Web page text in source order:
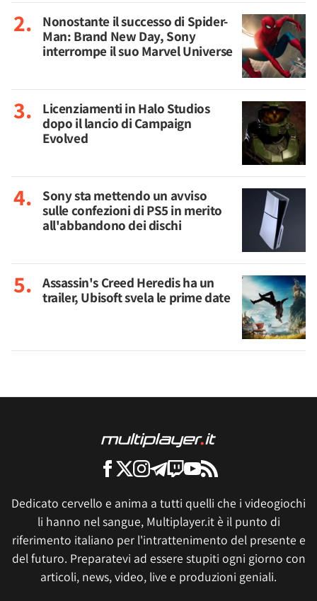
Nonostante il successo di Spider-
Man: Brand New Day, Sony
interrompe il suo Marvel Universe
Licenziamenti in Halo Studios
dopo il lancio di Campaign
Evolved
Sony sta mettendo un avviso
sulle confezioni di PS5 in merito
all'abbandono dei dischi
Assassin's Creed Heredis ha un
trailer, Ubisoft svela le prime date
Dedicato cervello e anima a tutti quelli che i videogiochi
li hanno nel sangue, Multiplayer.it è il punto di
riferimento italiano per l'intrattenimento del presente e
del futuro. Preparatevi ad essere stupiti ogni giorno con
articoli, news, video, live e produzioni geniali.